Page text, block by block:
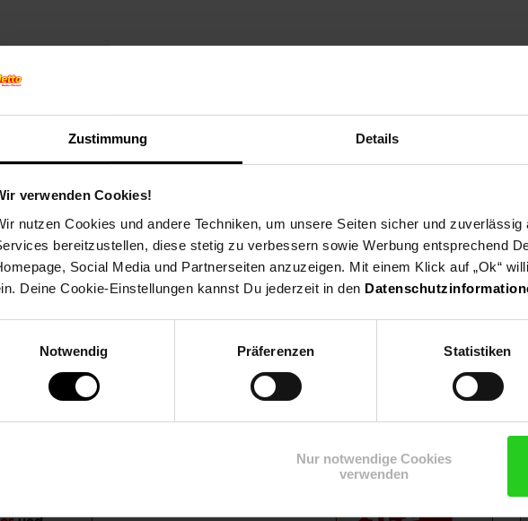
Zustimmung Details
verwenden Cookies!
nutzen Cookies und andere Techniken, um unsere Seiten sicher und
bereitzustellen, diese stetig zu verbessern sowie Werbung entsprechend
Social Media und Partnerseiten anzuzeigen. Mit einem Klick auf „Ok“
Deine Cookie-Einstellungen kannst Du jederzeit in den
Notwendig
Präferenzen Statistiken
Nur notwendige Cookies
verwenden
Netto Reisen Weinwelt Rezeptwelt